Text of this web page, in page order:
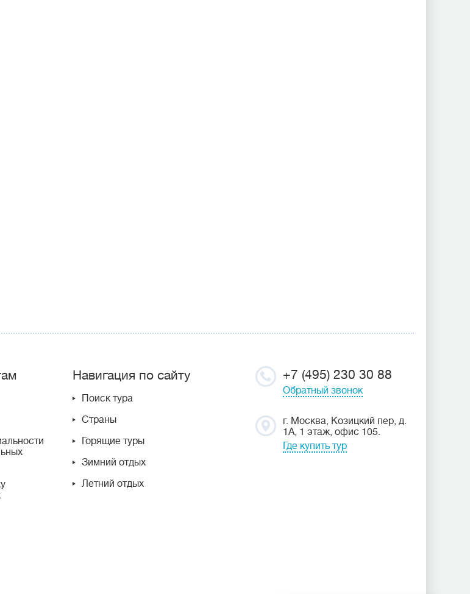
Навигация по сайту
Поиск тура
Страны
Горящие туры
Зимний отдых
Летний отдых
+7 (495) 230 30 88
Обратный звонок
г. Москва, Козицкий пер, д.
1А, 1 этаж, офис 105.
Где купить тур